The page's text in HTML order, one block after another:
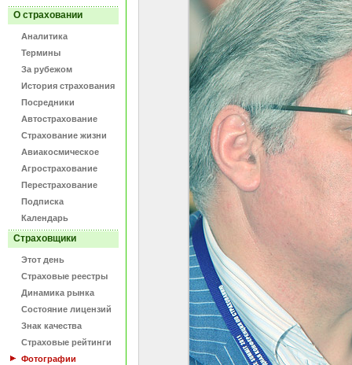
О страховании
Аналитика
Термины
За рубежом
История страхования
Посредники
Автострахование
Страхование жизни
Авиакосмическое
Агрострахование
Перестрахование
Подписка
Календарь
Страховщики
Этот день
Страховые реестры
Динамика рынка
Состояние лицензий
Знак качества
Страховые рейтинги
Фотографии